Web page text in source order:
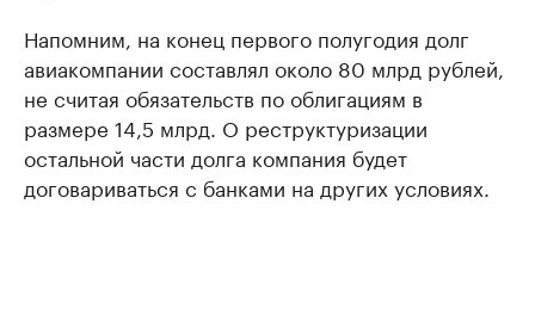
Напомним, на конец первого полугодия долг
авиакомпании составлял около 80 млрд рублей,
не считая обязательств по облигациям в
размере 14,5 млрд. О реструктуризации
остальной части долга компания будет
договариваться с банками на других условиях.